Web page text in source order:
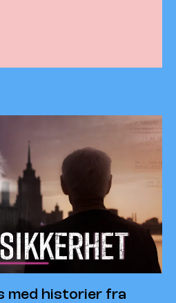
med historier fra